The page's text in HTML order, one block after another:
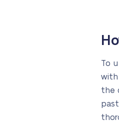
To
with
the